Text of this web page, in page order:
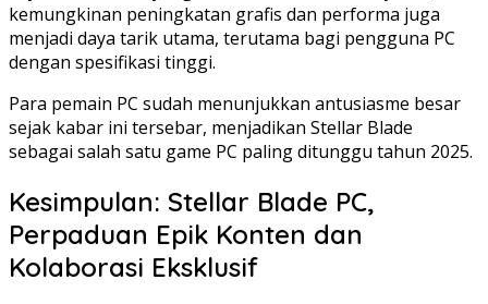
kemungkinan peningkatan grafis dan performa juga
menjadi daya tarik utama, terutama bagi pengguna PC
dengan spesifikasi tinggi.
Para pemain PC sudah menunjukkan antusiasme besar
sejak kabar ini tersebar, menjadikan Stellar Blade
sebagai salah satu game PC paling ditunggu tahun 2025.
Kesimpulan: Stellar Blade PC,
Perpaduan Epik Konten dan
Kolaborasi Eksklusif